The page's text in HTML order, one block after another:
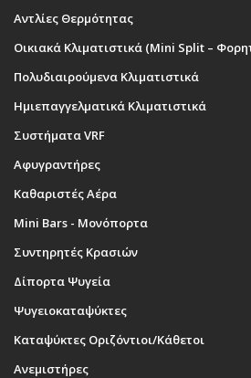
Αντλίες Θερμότητας
Οικιακά Κλιματιστικά (Mini Split –
Πολυδιαιρούμενα Κλιματιστικά
Ημιεπαγγελματικά Κλιματιστικά
Συστήματα VRF
Αφυγραντήρες
Καθαριστές Αέρα
Mini Bars - Μονόπορτα
Συντηρητές Κρασιών
Δίπορτα Ψυγεία
Ψυγειοκαταψύκτες
Καταψύκτες Οριζόντιοι/Κάθετοι
Ανεμιστήρες